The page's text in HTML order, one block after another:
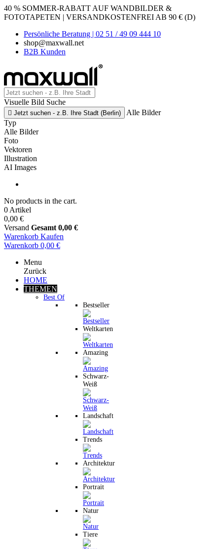
40 % SOMMER-RABATT AUF WANDBILDER &
FOTOTAPETEN | VERSANDKOSTENFREI AB 90 € (D)
Persönliche Beratung | 02 51 / 49 09 444 10
shop@maxwall.net
B2B Kunden
Visuelle Bild Suche
 Jetzt suchen - z.B. Ihre Stadt (Berlin)
Alle Bilder
Typ
Alle Bilder
Foto
Vektoren
Illustration
AI Images
No products in the cart.
0 Artikel
0,00 €
Versand Gesamt 0,00 €
Warenkorb Kaufen
Warenkorb 0,00 €
Menu
Zurück
HOME
THEMEN
Best Of
Bestseller
Weltkarten
Amazing
Schwarz-
Weiß
Landschaft
Trends
Architektur
Portrait
Natur
Tiere